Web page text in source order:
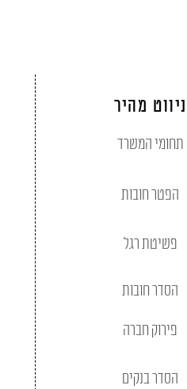
ניווט מהיר
תחומי המשרד
הפטר חובות
פשיטת רגל
הסדר חובות
פירוק חברה
הסדר בנקים